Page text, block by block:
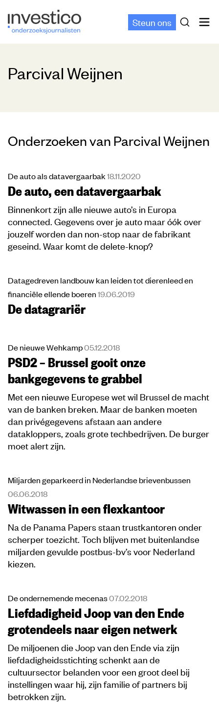
Steun ons
Parcival Weijnen
Onderzoeken van Parcival Weijnen
De auto als datavergaarbak18.11.2020
De auto, een datavergaarbak
Binnenkort zijn alle nieuwe auto’s in Europa
connected. Gegevens over je auto maar óók over
jouzelf worden dan non-stop naar de fabrikant
geseind. Waar komt de delete-knop?
Datagedreven landbouw kan leiden tot dierenleed en
financiële ellende boeren19.06.2019
De datagrariër
De nieuwe Wehkamp05.12.2018
PSD2 – Brussel gooit onze
bankgegevens te grabbel
Met een nieuwe Europese wet wil Brussel de macht
van de banken breken. Maar de banken moeten
dan privégegevens afstaan aan andere
datakloppers, zoals grote techbedrijven. De burger
moet alert zijn.
Miljarden geparkeerd in Nederlandse brievenbussen
06.06.2018
Witwassen in een flexkantoor
Na de Panama Papers staan trustkantoren onder
scherper toezicht. Toch blijven met buitenlandse
miljarden gevulde postbus-bv’s voor Nederland
kiezen.
De ondernemende mecenas07.02.2018
Liefdadigheid Joop van den Ende
grotendeels naar eigen netwerk
De miljoenen die Joop van den Ende via zijn
liefdadigheidsstichting schenkt aan de
cultuursector belanden voor een groot deel bij
instellingen waar hij, zijn familie of partners bij
betrokken zijn.